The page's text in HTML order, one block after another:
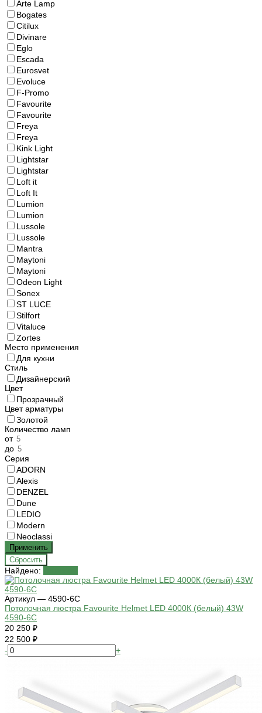
Arte Lamp
Bogates
Citilux
Divinare
Eglo
Escada
Eurosvet
Evoluce
F-Promo
Favourite
Favourite
Freya
Freya
Kink Light
Lightstar
Lightstar
Loft it
Loft It
Lumion
Lumion
Lussole
Lussole
Mantra
Maytoni
Maytoni
Odeon Light
Sonex
ST LUCE
Stilfort
Vitaluce
Zortes
Место применения
Для кухни
Стиль
Дизайнерский
Цвет
Прозрачный
Цвет арматуры
Золотой
Количество ламп
от
до
Серия
ADORN
Alexis
DENZEL
Dune
LEDIO
Modern
Neoclassi
Найдено:
Артикул — 4590-6C
Потолочная люстра Favourite Helmet LED 4000К (белый) 43W
4590-6C
20 250 ₽
22 500 ₽
-
+